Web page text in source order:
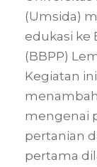
(Umsida)
edukasi ke
(BBPP)
Kegiatan
mengenai
pertanian
pertama